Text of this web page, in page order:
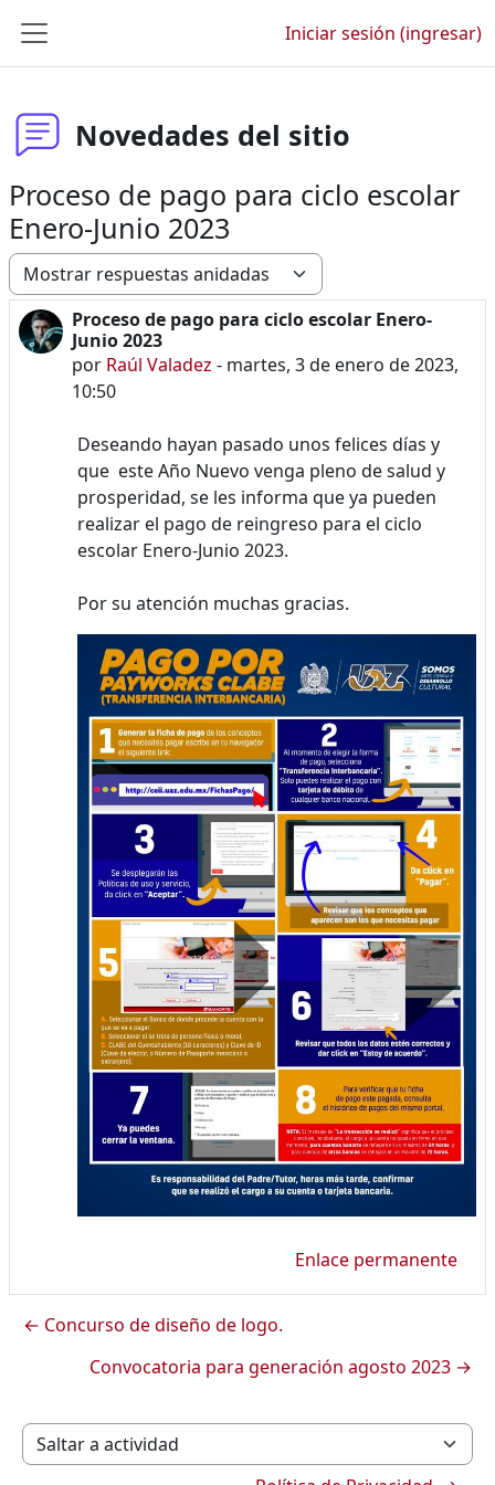
Pánel lateral
Iniciar sesión (ingresar)
Novedades del sitio
Proceso de pago para ciclo escolar
Enero-Junio 2023
Modo de visualización
Proceso de pago para ciclo escolar Enero-
Junio 2023
por Raúl Valadez - martes, 3 de enero de 2023,
10:50
Número de respuestas: 0
Deseando hayan pasado unos felices días y
que este Año Nuevo venga pleno de salud y
prosperidad, se les informa que ya pueden
realizar el pago de reingreso para el ciclo
escolar Enero-Junio 2023.
Por su atención muchas gracias.
Enlace permanente
← Concurso de diseño de logo.
Convocatoria para generación agosto 2023 →
Saltar a actividad